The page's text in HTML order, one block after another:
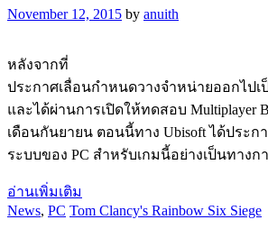
November 12, 2015 by anuith
หลังจากที่
ประกาศเลื่อนกำหนดวางจำหน่ายออกไป
และได้ผ่านการเปิดให้ทดสอบ Multiplayer
เดือนกันยายน ตอนนี้ทาง Ubisoft ได้ประก
ระบบของ PC สำหรับเกมนี้อย่างเป็นทางก
อ่านเพิ่มเติม
News, PC Tom Clancy's Rainbow Six Siege